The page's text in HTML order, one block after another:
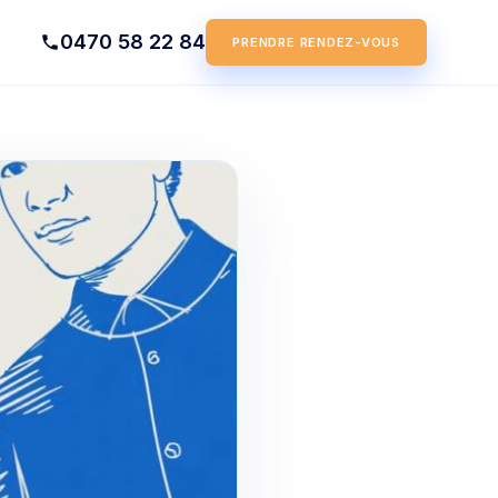
0470 58 22 84 PRENDRE RENDEZ-VOUS